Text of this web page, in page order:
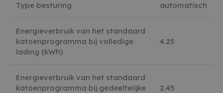
Type besturing automatisch
Energieverbruik van het standaard
katoenprogramma bij volledige
lading (kWh)
4.25
Energieverbruik van het standaard
katoenprogramma bij gedeeltelijke
2.45